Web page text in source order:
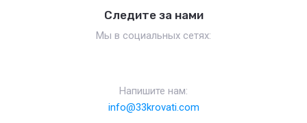
Следите за нами
Мы в социальных сетях:
Напишите нам:
info@33krovati.com